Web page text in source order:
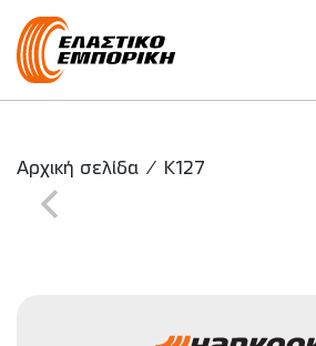
Κύρια πλοήγηση
Αρχική σελίδα / K127